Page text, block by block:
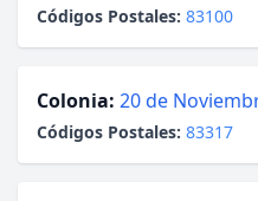
Códigos Postales: 83100
Colonia: 20 de
Códigos Postales: 83317